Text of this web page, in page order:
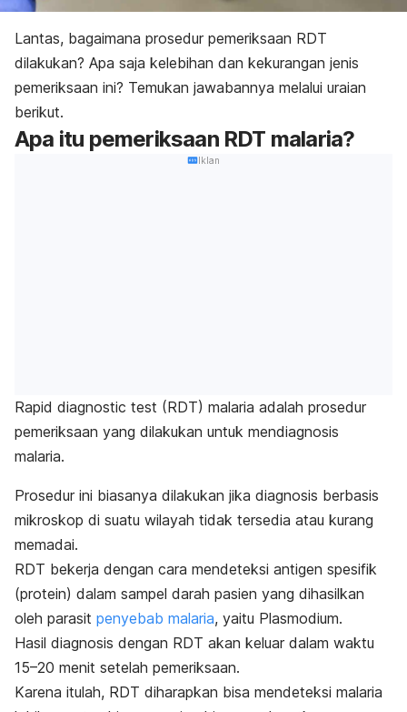
Lantas, bagaimana prosedur pemeriksaan RDT
dilakukan? Apa saja kelebihan dan kekurangan jenis
pemeriksaan ini? Temukan jawabannya melalui uraian
berikut.
Apa itu pemeriksaan RDT malaria?
Iklan
Rapid diagnostic test (RDT) malaria adalah prosedur
pemeriksaan yang dilakukan untuk mendiagnosis
malaria.
Prosedur ini biasanya dilakukan jika diagnosis berbasis
mikroskop di suatu wilayah tidak tersedia atau kurang
memadai.
RDT bekerja dengan cara mendeteksi antigen spesifik
(protein) dalam sampel darah pasien yang dihasilkan
oleh parasit penyebab malaria, yaitu Plasmodium.
Hasil diagnosis dengan RDT akan keluar dalam waktu
15–20 menit setelah pemeriksaan.
Karena itulah, RDT diharapkan bisa mendeteksi malaria